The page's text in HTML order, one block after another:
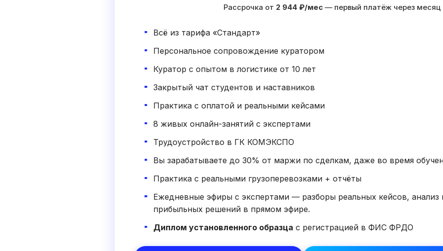
Рассрочка от 2 944 ₽/мес — первый платёж через месяц
Всё из тарифа «Стандарт»
Персональное сопровождение куратором
Куратор с опытом в логистике от 10 лет
Закрытый чат студентов и наставников
Практика с оплатой и реальными кейсами
8 живых онлайн-занятий с экспертами
Трудоустройство в ГК КОМЭКСПО
Вы зарабатываете до 30% от маржи по сделкам, даже во время
Практика с реальными грузоперевозками + отчёты
Ежедневные эфиры с экспертами — разборы реальных кейсов,
прибыльных решений в прямом эфире.
Диплом установленного образца с регистрацией в ФИС ФРДО